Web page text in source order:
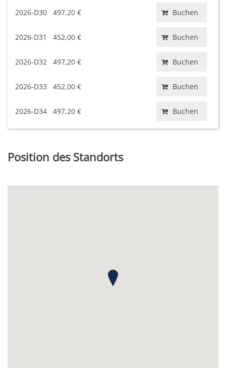
2026-D30 497,20 € Buchen
2026-D31 452,00 € Buchen
2026-D32 497,20 € Buchen
2026-D33 452,00 € Buchen
2026-D34 497,20 € Buchen
Position des Standorts